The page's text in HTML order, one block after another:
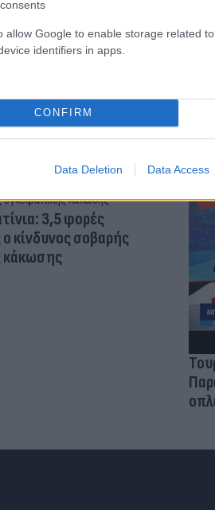
allow Google to enable storage related
identifiers in apps.
CONFIRM
Data Deletion Data Access
3,5 φορές
κίνδυνος σοβαρής
κάκωσης